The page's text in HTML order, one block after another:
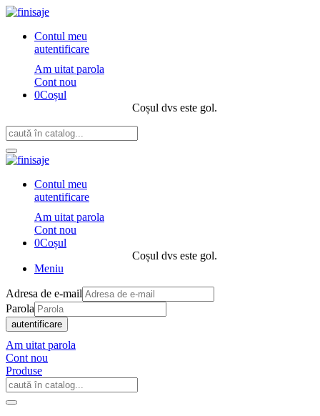
Contul meu
autentificare
Am uitat parola
Cont nou
0Coșul
Coșul dvs este gol.
Contul meu
autentificare
Am uitat parola
Cont nou
0Coșul
Coșul dvs este gol.
Meniu
Adresa de e-mail
Parola
autentificare
Am uitat parola
Cont nou
Produse